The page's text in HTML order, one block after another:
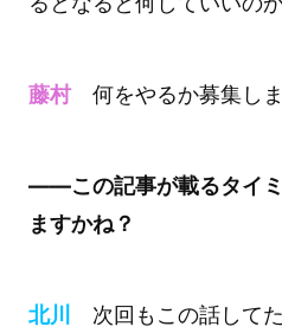
藤村何をやるか募集しま
――この記事が載るタイ
ますかね？
北川 次回もこの話してた